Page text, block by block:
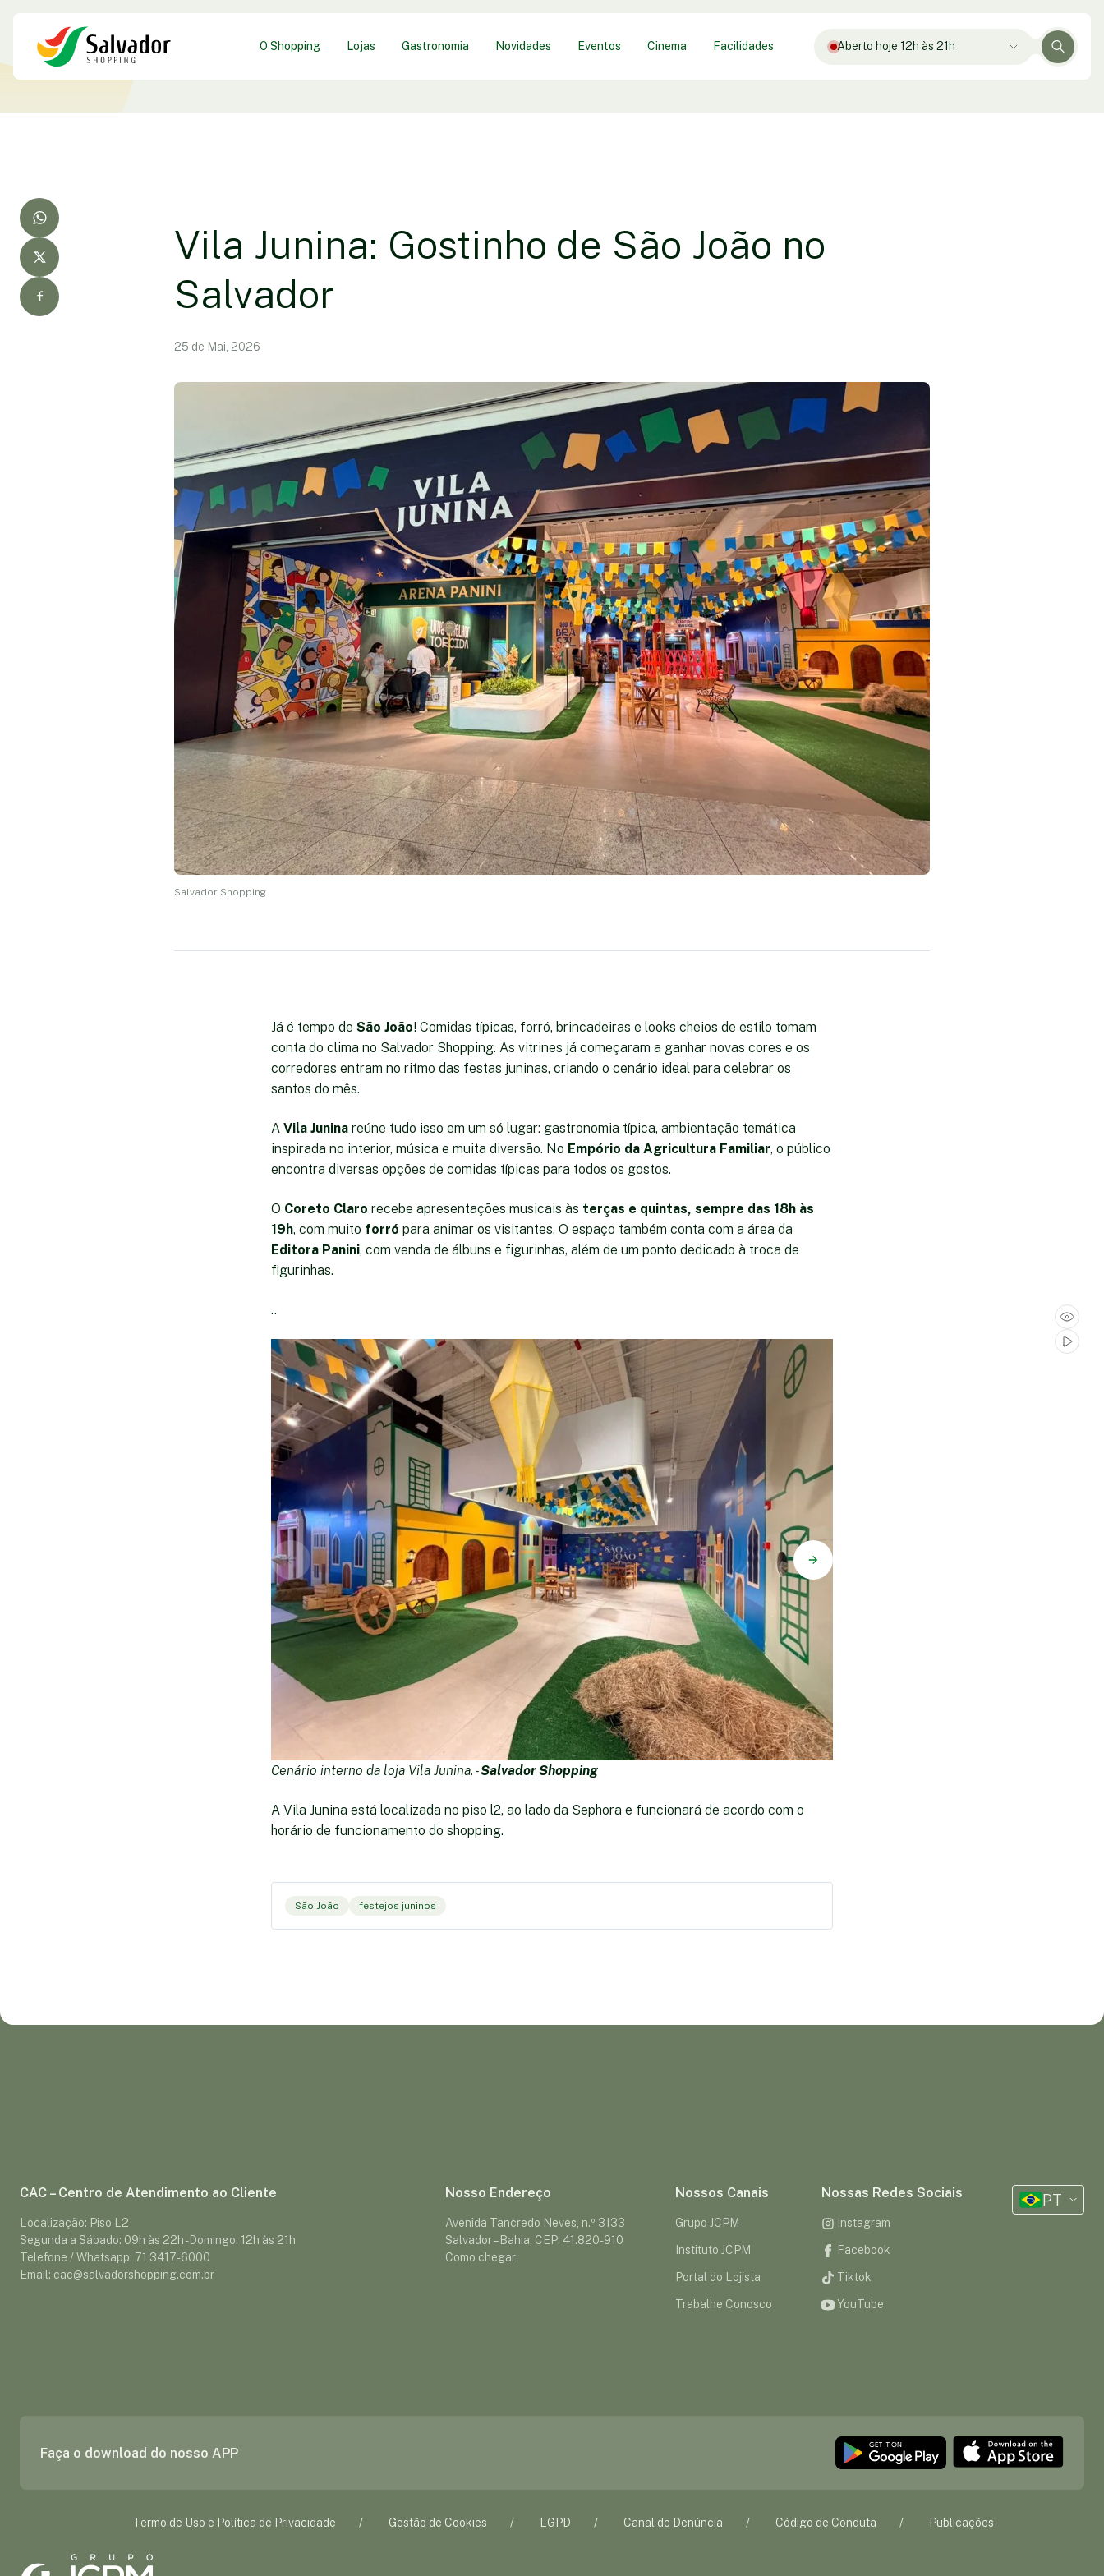
O Shopping Lojas Gastronomia Novidades Eventos Cinema Facilidades Aberto hoje 12h às 21h
Vila Junina: Gostinho de São João no
Salvador
25 de Mai, 2026
Salvador Shopping
Já é tempo de São João! Comidas típicas, forró, brincadeiras e looks cheios de estilo tomam
conta do clima no Salvador Shopping. As vitrines já começaram a ganhar novas cores e os
corredores entram no ritmo das festas juninas, criando o cenário ideal para celebrar os
santos do mês.
A Vila Junina reúne tudo isso em um só lugar: gastronomia típica, ambientação temática
inspirada no interior, música e muita diversão. No Empório da Agricultura Familiar, o público
encontra diversas opções de comidas típicas para todos os gostos.
O Coreto Claro recebe apresentações musicais às terças e quintas, sempre das 18h às
19h, com muito forró para animar os visitantes. O espaço também conta com a área da
Editora Panini, com venda de álbuns e figurinhas, além de um ponto dedicado à troca de
figurinhas.
..
Cenário interno da loja Vila Junina. -Salvador Shopping
A Vila Junina está localizada no piso l2, ao lado da Sephora e funcionará de acordo com o
horário de funcionamento do shopping.
São João festejos juninos
CAC – Centro de Atendimento ao Cliente
Localização: Piso L2
Segunda a Sábado: 09h às 22h - Domingo: 12h às 21h
Telefone / Whatsapp: 71 3417-6000
Email: cac@salvadorshopping.com.br
Nosso Endereço
Avenida Tancredo Neves, n.º 3133
Salvador – Bahia, CEP: 41.820-910
Como chegar
Nossos Canais
Grupo JCPM
Instituto JCPM
Portal do Lojista
Trabalhe Conosco
Nossas Redes Sociais
Instagram
Facebook
Tiktok
YouTube
PT
Faça o download do nosso APP
Termo de Uso e Política de Privacidade Gestão de Cookies LGPD Canal de Denúncia Código de Conduta Publicações